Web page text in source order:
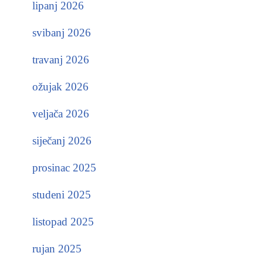
lipanj 2026
svibanj 2026
travanj 2026
ožujak 2026
veljača 2026
siječanj 2026
prosinac 2025
studeni 2025
listopad 2025
rujan 2025